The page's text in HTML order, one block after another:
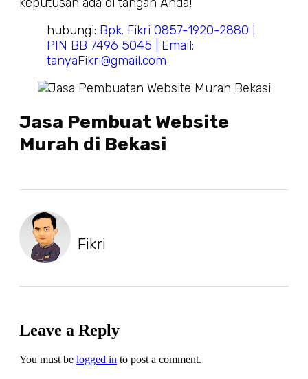
hubungi: Bpk. Fikri 0857-1920-2880 |
PIN BB 7496 5045 | Email:
tanyaFikri@gmail.com
Jasa Pembuat Website
Murah di Bekasi
Fikri
Leave a Reply
You must be logged in to post a comment.